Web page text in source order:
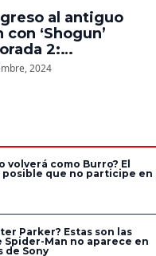
al antiguo
con ‘Shogun’
2:
explican
2024
volverá como Burro? El
que no participe en
Parker? Estas son las
Spider-Man no aparece en
de Sony